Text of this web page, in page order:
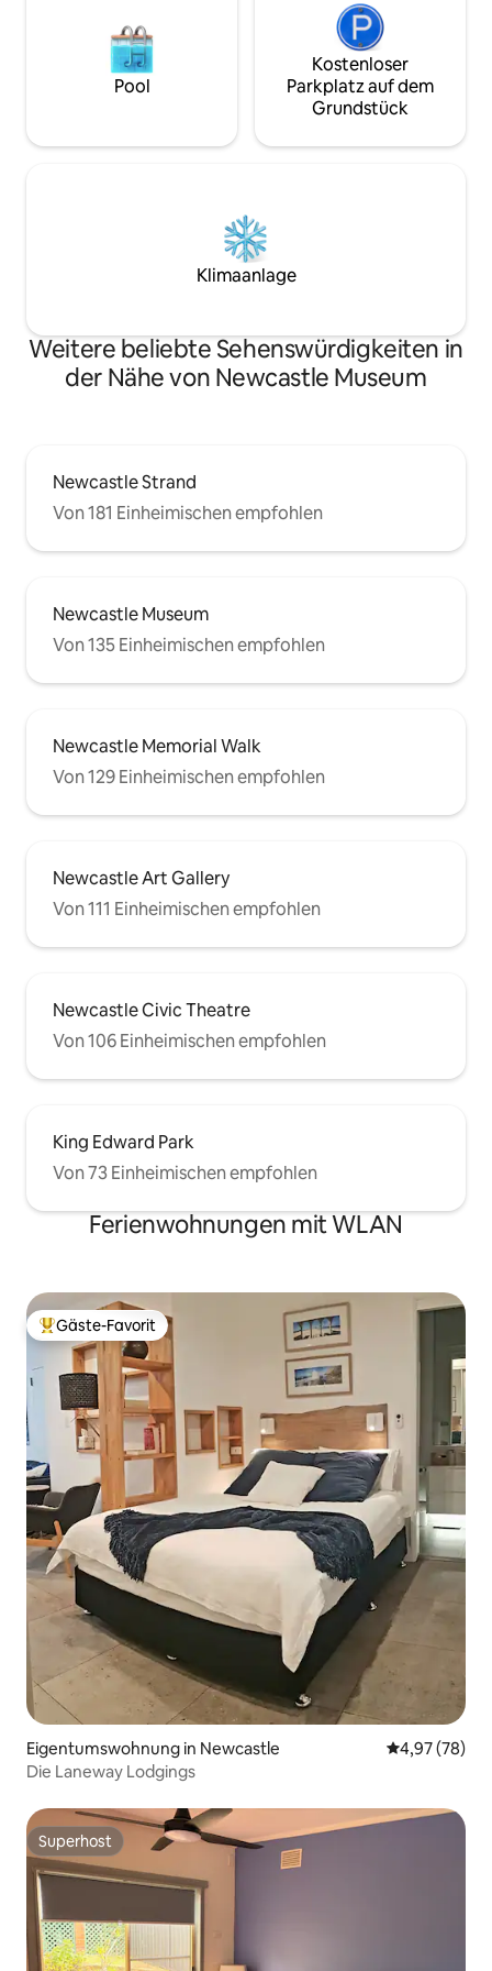
Pool
Kostenloser
Parkplatz auf dem
Grundstück
Klimaanlage
Weitere beliebte Sehenswürdigkeiten in
der Nähe von Newcastle Museum
Newcastle Strand
Von 181 Einheimischen empfohlen
Newcastle Museum
Von 135 Einheimischen empfohlen
Newcastle Memorial Walk
Von 129 Einheimischen empfohlen
Newcastle Art Gallery
Von 111 Einheimischen empfohlen
Newcastle Civic Theatre
Von 106 Einheimischen empfohlen
King Edward Park
Von 73 Einheimischen empfohlen
Ferienwohnungen mit WLAN
Beliebter Gäste-Favorit.
Gäste-Favorit
Eigentumswohnung in Newcastle
4,97 (78)
Die Laneway Lodgings
Superhost
Superhost